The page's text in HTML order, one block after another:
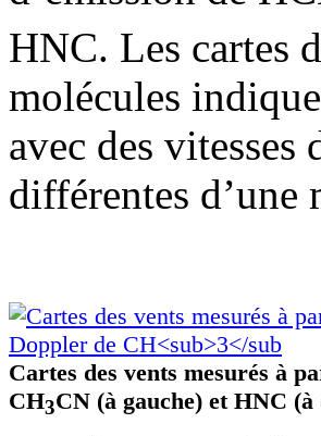
HNC. Les cartes
molécules
avec des vitesses
différentes d’une
Cartes des vents mesurés à
CH3CN (à gauche) et HNC